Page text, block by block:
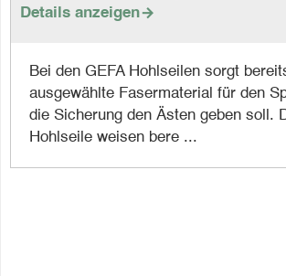
Details anzeigen
Bei den GEFA Hohlseilen sorgt
ausgewählte Fasermaterial für den
die Sicherung den Ästen geben soll.
Hohlseile weisen bere ...